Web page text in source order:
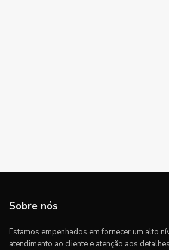
Sobre nós
Estamos empenhados em fornecer um alto
atendimento ao cliente e atenção aos